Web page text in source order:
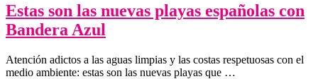
Estas son las nuevas playas españolas con
Bandera Azul
Atención adictos a las aguas limpias y las costas respetuosas con el
medio ambiente: estas son las nuevas playas que …